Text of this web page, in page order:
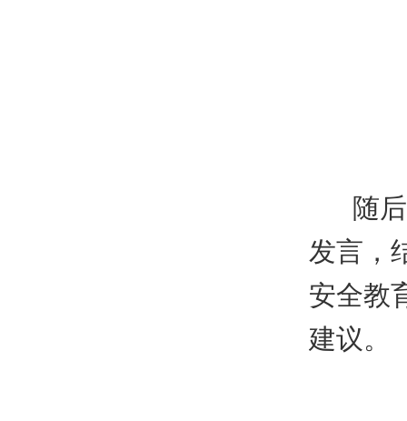
随后
发言，
安全教
建议。